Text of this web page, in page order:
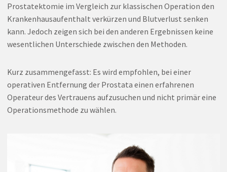
Prostatektomie im Vergleich zur klassischen Operation den
Krankenhausaufenthalt verkürzen und Blutverlust senken
kann. Jedoch zeigen sich bei den anderen Ergebnissen keine
wesentlichen Unterschiede zwischen den Methoden.
Kurz zusammengefasst: Es wird empfohlen, bei einer
operativen Entfernung der Prostata einen erfahrenen
Operateur des Vertrauens aufzusuchen und nicht primär eine
Operationsmethode zu wählen.